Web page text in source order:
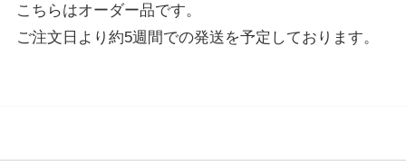
こちらはオーダー品です。
ご注文日より約5週間での発送を予定しております。